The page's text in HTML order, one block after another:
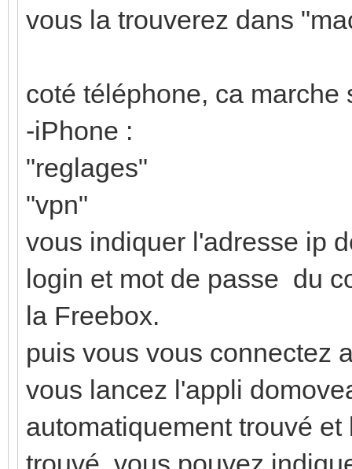
vous la trouverez dans
coté téléphone, ca marche
-iPhone :
"reglages"
"vpn"
vous indiquer l'adresse ip
login et mot de passe du
la Freebox.
puis vous vous connectez
vous lancez l'appli
automatiquement trouvé